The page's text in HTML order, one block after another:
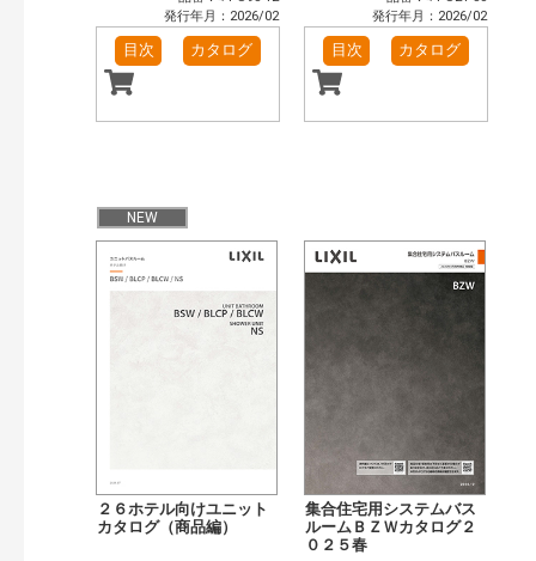
発行年月：2026/02
目次 カタログ
発行年月：2026/02
目次 カタログ
NEW
２６ホテル向けユニット
カタログ（商品編）
集合住宅用システムバス
ルームＢＺＷカタログ２
０２５春